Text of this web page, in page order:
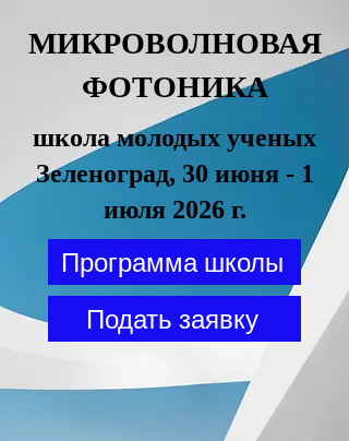
МИКРОВОЛНОВАЯ
ФОТОНИКА
школа молодых ученых
Зеленоград, 30 июня - 1
июля 2026 г.
Программа школы
Подать заявку